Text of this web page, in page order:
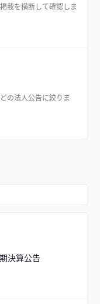
載を横断して確認しま
の法人公告に絞りま
決算公告